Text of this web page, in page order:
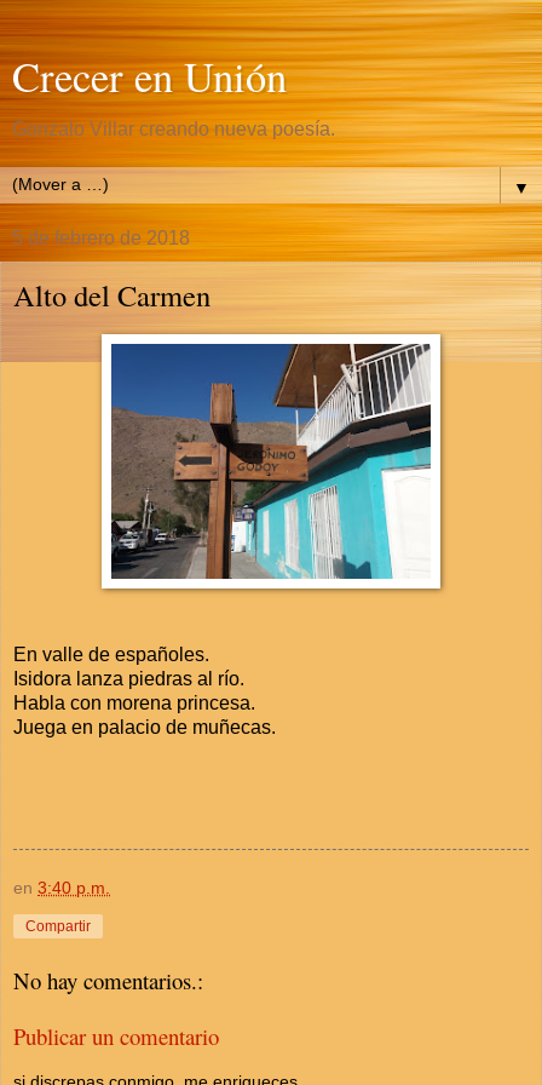
Crecer en Unión
Gonzalo Villar creando nueva poesía.
▼
5 de febrero de 2018
Alto del Carmen
En valle de españoles.
Isidora lanza piedras al río.
Habla con morena princesa.
Juega en palacio de muñecas.
en 3:40 p.m.
Compartir
No hay comentarios.:
Publicar un comentario
si discrepas conmigo, me enriqueces.